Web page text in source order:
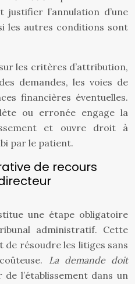
l’annulation d’une
les autres conditions sont
les critères d’attribution,
demandes, les voies de
financières éventuelles.
ou erronée engage la
et ouvre droit à
par le patient.
de recours
une étape obligatoire
administratif. Cette
résoudre les litiges sans
La demande doit
l’établissement dans un